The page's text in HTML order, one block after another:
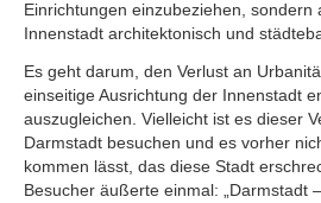
Einrichtungen einzubeziehen, sondern
Innenstadt architektonisch und
Es geht darum, den Verlust an
einseitige Ausrichtung der Innenstadt
auszugleichen. Vielleicht ist es dieser
Darmstadt besuchen und es vorher
kommen lässt, das diese Stadt
Besucher äußerte einmal: „Darmstadt